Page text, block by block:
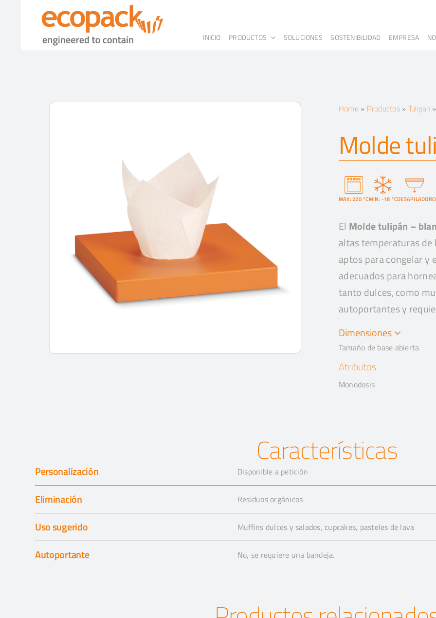
INICIO PRODUCTOS SOLUCIONES SOSTENIBILIDAD EMPRESA
Home» Productos» Tulipan
Molde
MAX: 220 °CMIN: -18 °CDESAPILADOR
El Molde tulipán –
altas temperaturas de
aptos para congelar y
adecuados para
tanto dulces, como
autoportantes y
Dimensiones
Tamaño de base abierta
Atributos
Monodosis
Características
Personalización Disponible a petición
Eliminación Residuos orgánicos
Uso sugerido Muffins dulces y salados, cupcakes, pasteles de lava
Autoportante No, se requiere una bandeja.